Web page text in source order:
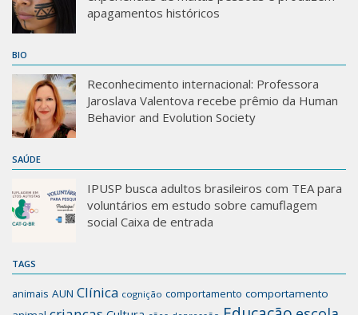
apagamentos históricos
BIO
Reconhecimento internacional: Professora
Jaroslava Valentova recebe prêmio da Human
Behavior and Evolution Society
SAÚDE
IPUSP busca adultos brasileiros com TEA para
voluntários em estudo sobre camuflagem
social Caixa de entrada
TAGS
animais AUN Clínica cognição comportamento comportamento